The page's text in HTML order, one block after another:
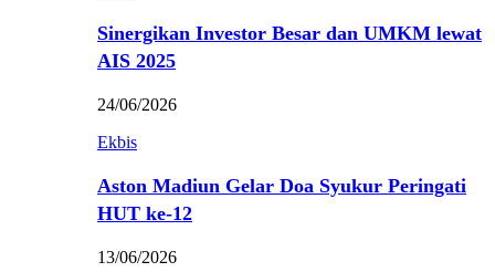
Sinergikan Investor Besar dan UMKM lewat
AIS 2025
24/06/2026
Ekbis
Aston Madiun Gelar Doa Syukur Peringati
HUT ke-12
13/06/2026